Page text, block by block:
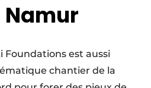
Foundations est aussi
chantier de la